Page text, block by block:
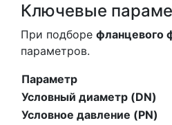
Ключевые
При подборе фланцевого
параметров.
Параметр
Условный диаметр (DN)
Условное давление (PN)